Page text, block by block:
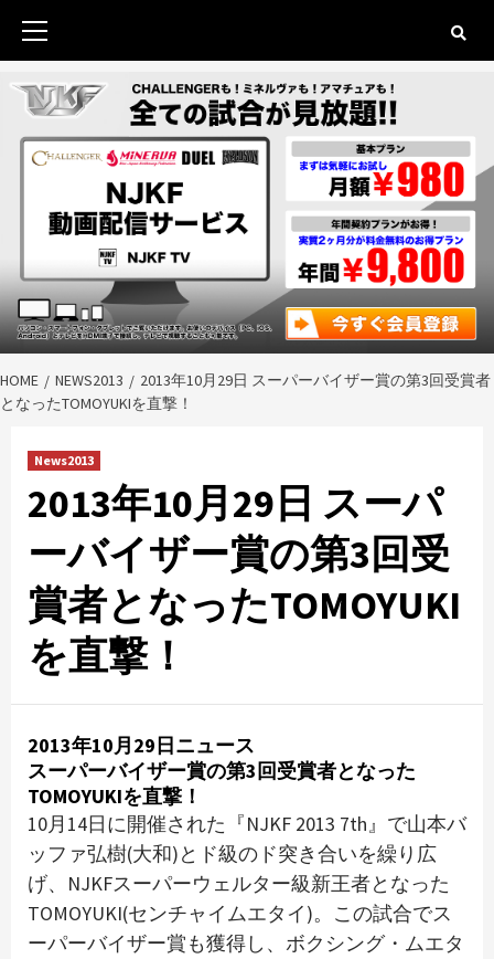
contentPrimary
HOME NEWS2013
2013年10月29日 スーパーバイザー賞の第3回受賞者
となったTOMOYUKIを直撃！
News2013
2013年10月29日 スーパ
ーバイザー賞の第3回受
賞者となったTOMOYUKI
を直撃！
2013年10月29日ニュース
スーパーバイザー賞の第3回受賞者となった
TOMOYUKIを直撃！
10月14日に開催された『NJKF 2013 7th』で山本バ
ッファ弘樹(大和)とド級のド突き合いを繰り広
げ、NJKFスーパーウェルター級新王者となった
TOMOYUKI(センチャイムエタイ)。この試合でス
ーパーバイザー賞も獲得し、ボクシング・ムエタ